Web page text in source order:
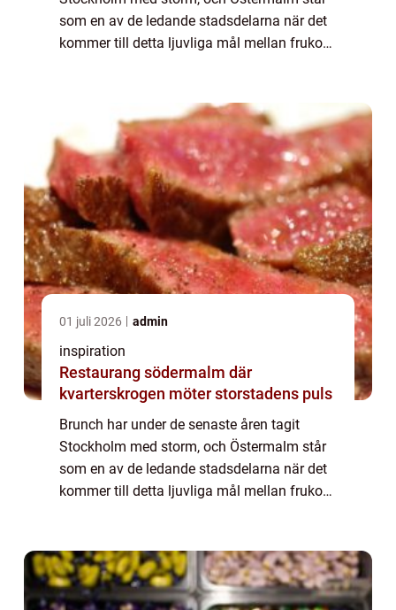
som en av de ledande stadsdelarna när det
kommer till detta ljuvliga mål mellan frukost
01 juli 2026 admin
inspiration
Restaurang södermalm där
kvarterskrogen möter storstadens puls
Brunch har under de senaste åren tagit
Stockholm med storm, och Östermalm står
som en av de ledande stadsdelarna när det
kommer till detta ljuvliga mål mellan frukost